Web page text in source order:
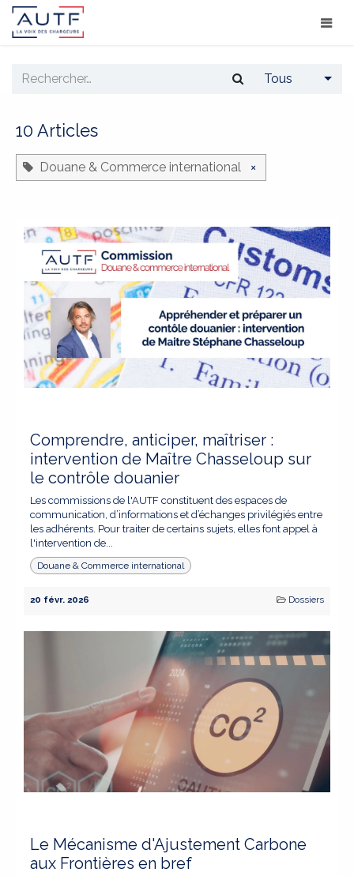
Tous
10 Articles
Douane & Commerce international ×
Comprendre, anticiper, maîtriser :
intervention de Maître Chasseloup sur
le contrôle douanier
Les commissions de l'AUTF constituent des espaces de
communication, d’informations et d’échanges privilégiés entre
les adhérents. Pour traiter​ de certains sujets, elles font appel à
l'intervention de...
Douane & Commerce international
20 févr. 2026 Dossiers
Le Mécanisme d'Ajustement Carbone
aux Frontières en bref